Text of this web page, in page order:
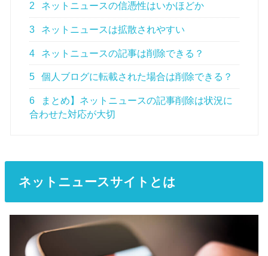
2 ネットニュースの信憑性はいかほどか
3 ネットニュースは拡散されやすい
4 ネットニュースの記事は削除できる？
5 個人ブログに転載された場合は削除できる？
6
まとめ】ネットニュースの記事削除は状況に
合わせた対応が大切
ネットニュースサイトとは